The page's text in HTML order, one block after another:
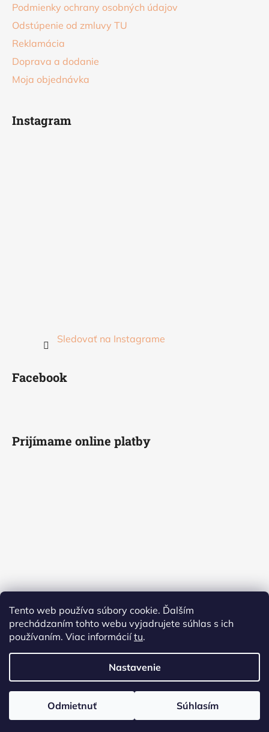
Tento web používa súbory cookie. Ďalším
prechádzaním tohto webu vyjadrujete súhlas s ich
používaním. Viac informáciítu.
Nastavenie
Odmietnuť Súhlasím
Podmienky ochrany osobných údajov
Odstúpenie od zmluvy TU
Reklamácia
Doprava a dodanie
Moja objednávka
Instagram
Sledovať na Instagrame
Facebook
Prijímame online platby
Vytvoril Shoptet
Copyright 2026
. Všetky práva vyhradené.
Upraviť nastavenie cookies